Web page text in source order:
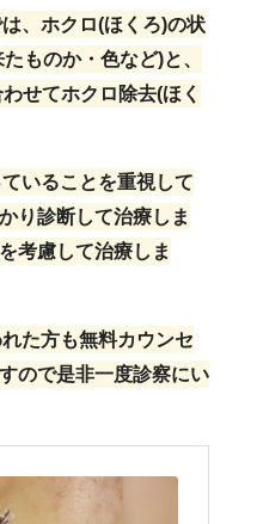
、ホクロ(ほくろ)の状
ものか・色など)と、
せてホクロ除去(ほく
いることを重視して
り診断して治療しま
考慮して治療しま
た方も無料カウンセ
ので是非一度診察にい